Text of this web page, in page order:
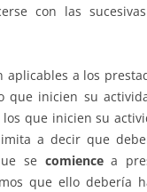
con las
aplicables a los
que inicien su
que inicien su
a decir que
se comiencea
que ello debería